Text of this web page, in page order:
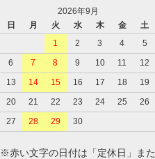
2026年9月
日
月 火 水 木 金
土
1
2 3 4
5
6
7 8 9 10 11
12
13
14 15 16 17 18
19
20
21 22 23 24 25
26
27
28 29 30
※赤い文字の日付は「定休日」また